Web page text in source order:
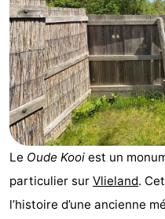
enfants
Passer
la
nuit
Appartements
-
Vlieduyn
Campings
Hôtels
Last
Le Oude Kooi est un
particulier sur Vlieland.
l’histoire d’une ancienne